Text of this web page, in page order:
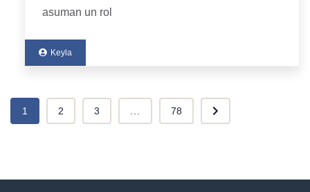
asuman un rol
Keyla
1 2 3 ... 78